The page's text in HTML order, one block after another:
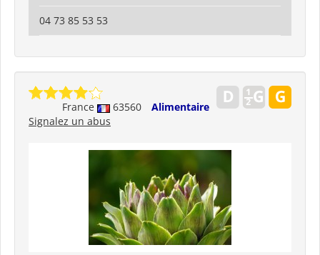
04 73 85 53 53
France 63560
Alimentaire
Signalez un abus